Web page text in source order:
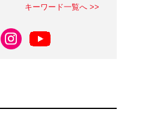
キーワード一覧へ >>